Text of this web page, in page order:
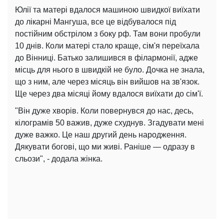
Юлії та матері вдалося машиною швидкої виїхати
до лікарні Мангуша, все це відбувалося під
постійним обстрілом з боку рф. Там вони пробули
10 днів. Коли матері стало краще, сім'я переїхала
до Вінниці. Батько залишився в філармонії, адже
місць для нього в швидкій не було. Дочка не знала,
що з ним, але через місяць він вийшов на зв'язок.
Ще через два місяці йому вдалося виїхати до сім'ї.
"Він дуже хворів. Коли повернувся до нас, десь,
кілограмів 50 важив, дуже схуднув. Згадувати мені
дуже важко. Це наш другий день народження.
Дякувати богові, що ми живі. Раніше — одразу в
сльози", - додала жінка.